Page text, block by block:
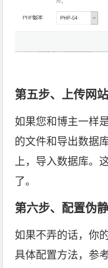
第五步、上传网
如果您和博主一样
的文件和导出数据
上，导入数据库。
了。
第六步、配置伪
如果不弄的话，你
具体配置方法，参